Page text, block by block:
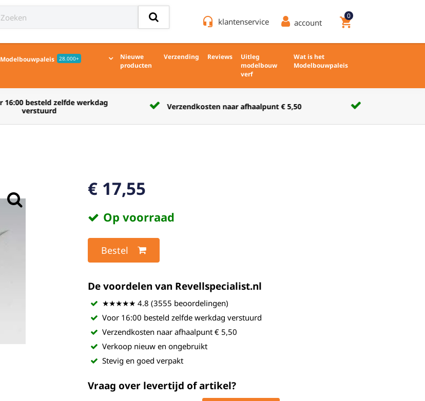
headset_mic klantenservice account shopping_cart
0
Modelbouwpaleis 28.000+
Nieuwe
producten
Verzending Reviews
Uitleg
modelbouw
verf
Wat is het
Modelbouwpaleis
Verzendkosten naar afhaalpunt € 5,50 Verkoop nieuw en ongebruikt
€ 17,55
Op voorraad
Bestel
De voordelen van Revellspecialist.nl
★★★★★ 4.8 (3555 beoordelingen)
Voor 16:00 besteld zelfde werkdag verstuurd
Verzendkosten naar afhaalpunt € 5,50
Verkoop nieuw en ongebruikt
Stevig en goed verpakt
Vraag over levertijd of artikel?